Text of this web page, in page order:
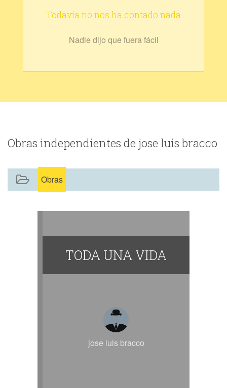
Todavía no nos ha contado nada
Nadie dijo que fuera fácil
Obras independientes de jose luis bracco
Obras
​TODA UNA VIDA
jose luis bracco